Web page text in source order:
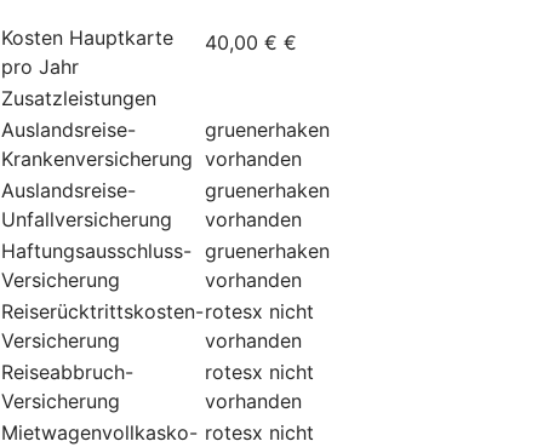
Kosten Hauptkarte
pro Jahr
40,00 € €
Zusatzleistungen
Auslandsreise-
Krankenversicherung
gruenerhaken
vorhanden
Auslandsreise-
Unfallversicherung
gruenerhaken
vorhanden
Haftungsausschluss-
Versicherung
gruenerhaken
vorhanden
Reiserücktrittskosten-
Versicherung
rotesx nicht
vorhanden
Reiseabbruch-
Versicherung
rotesx nicht
vorhanden
Mietwagenvollkasko- rotesx nicht